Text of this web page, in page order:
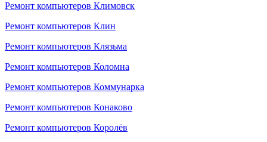
Ремонт компьютеров Климовск
Ремонт компьютеров Клин
Ремонт компьютеров Клязьма
Ремонт компьютеров Коломна
Ремонт компьютеров Коммунарка
Ремонт компьютеров Конаково
Ремонт компьютеров Королёв